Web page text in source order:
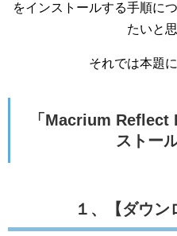
をインストールする手順に
たいと
それでは本題
「Macrium
ストー
１、【ダウン